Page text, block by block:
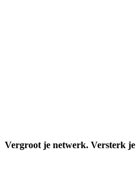
Vergroot je netwerk. Versterk je